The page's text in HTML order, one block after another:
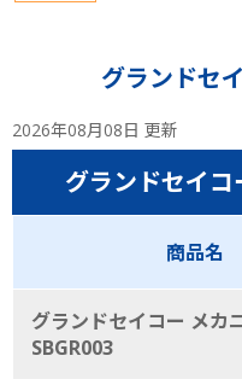
グランドセ
2026年08月08日 更新
グランドセイ
商品名
グランドセイコー メカ
SBGR003